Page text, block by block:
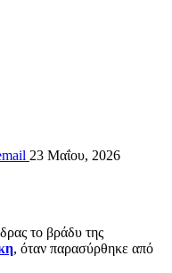
23 Μαΐου, 2026
το βράδυ της
, όταν παρασύρθηκε από